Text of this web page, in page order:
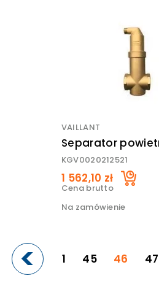
VAILLANT
Separator
KGV0020212521
1 562,10 zł
Cena brutto
Na zamówienie
1 45 46 47